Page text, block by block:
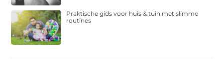
Praktische gids voor huis & tuin met slimme
routines